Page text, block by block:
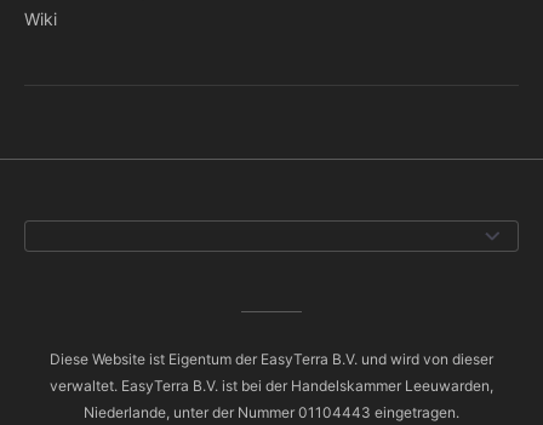
Wiki
Diese Website ist Eigentum der EasyTerra B.V. und wird von dieser
verwaltet. EasyTerra B.V. ist bei der Handelskammer Leeuwarden,
Niederlande, unter der Nummer 01104443 eingetragen.